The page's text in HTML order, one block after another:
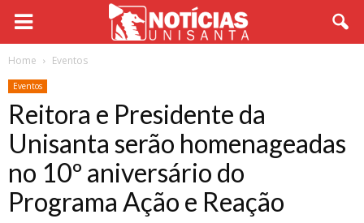
Home Eventos
Eventos
Reitora e Presidente da
Unisanta serão homenageadas
no 10º aniversário do
Programa Ação e Reação